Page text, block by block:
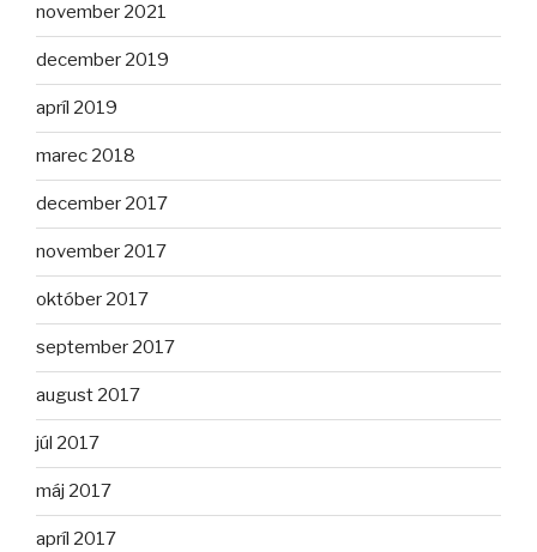
november 2021
december 2019
apríl 2019
marec 2018
december 2017
november 2017
október 2017
september 2017
august 2017
júl 2017
máj 2017
apríl 2017